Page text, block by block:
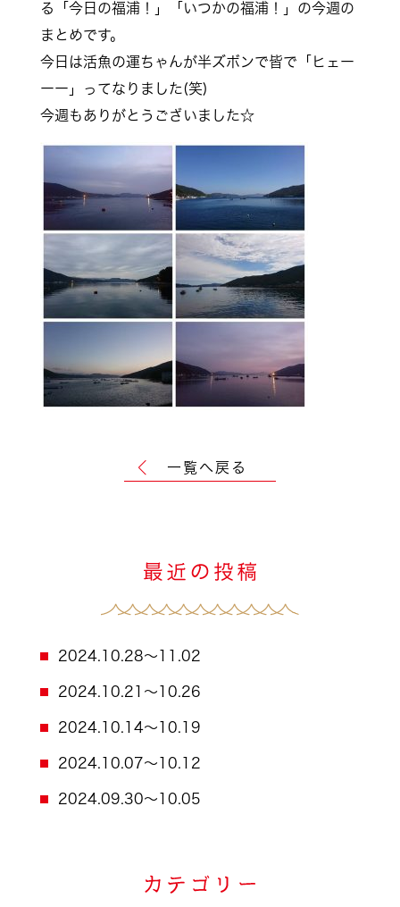
る「今日の福浦！」「いつかの福浦！」の今週の
まとめです。
今日は活魚の運ちゃんが半ズボンで皆で「ヒェー
ーー」ってなりました(笑)
今週もありがとうございました☆
一覧へ戻る
2024.10.28～11.02
2024.10.21～10.26
2024.10.14～10.19
2024.10.07～10.12
2024.09.30～10.05